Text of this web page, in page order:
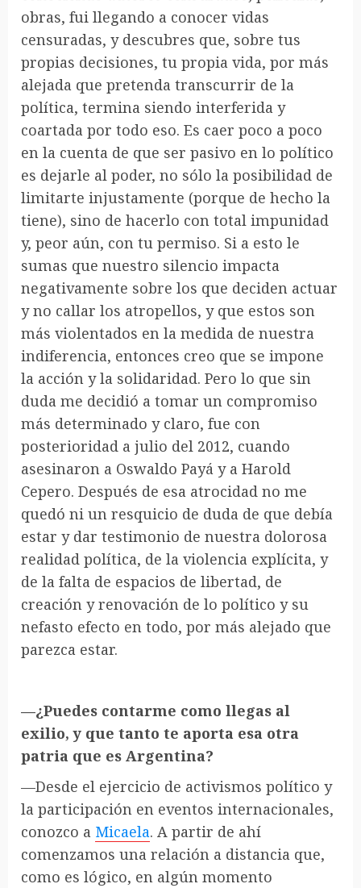
obras, fui llegando a conocer vidas
censuradas, y descubres que, sobre tus
propias decisiones, tu propia vida, por más
alejada que pretenda transcurrir de la
política, termina siendo interferida y
coartada por todo eso. Es caer poco a poco
en la cuenta de que ser pasivo en lo político
es dejarle al poder, no sólo la posibilidad de
limitarte injustamente (porque de hecho la
tiene), sino de hacerlo con total impunidad
y, peor aún, con tu permiso. Si a esto le
sumas que nuestro silencio impacta
negativamente sobre los que deciden actuar
y no callar los atropellos, y que estos son
más violentados en la medida de nuestra
indiferencia, entonces creo que se impone
la acción y la solidaridad. Pero lo que sin
duda me decidió a tomar un compromiso
más determinado y claro, fue con
posterioridad a julio del 2012, cuando
asesinaron a Oswaldo Payá y a Harold
Cepero. Después de esa atrocidad no me
quedó ni un resquicio de duda de que debía
estar y dar testimonio de nuestra dolorosa
realidad política, de la violencia explícita, y
de la falta de espacios de libertad, de
creación y renovación de lo político y su
nefasto efecto en todo, por más alejado que
parezca estar.
—¿Puedes contarme como llegas al
exilio, y que tanto te aporta esa otra
patria que es Argentina?
—Desde el ejercicio de activismos político y
la participación en eventos internacionales,
conozco a Micaela. A partir de ahí
comenzamos una relación a distancia que,
como es lógico, en algún momento